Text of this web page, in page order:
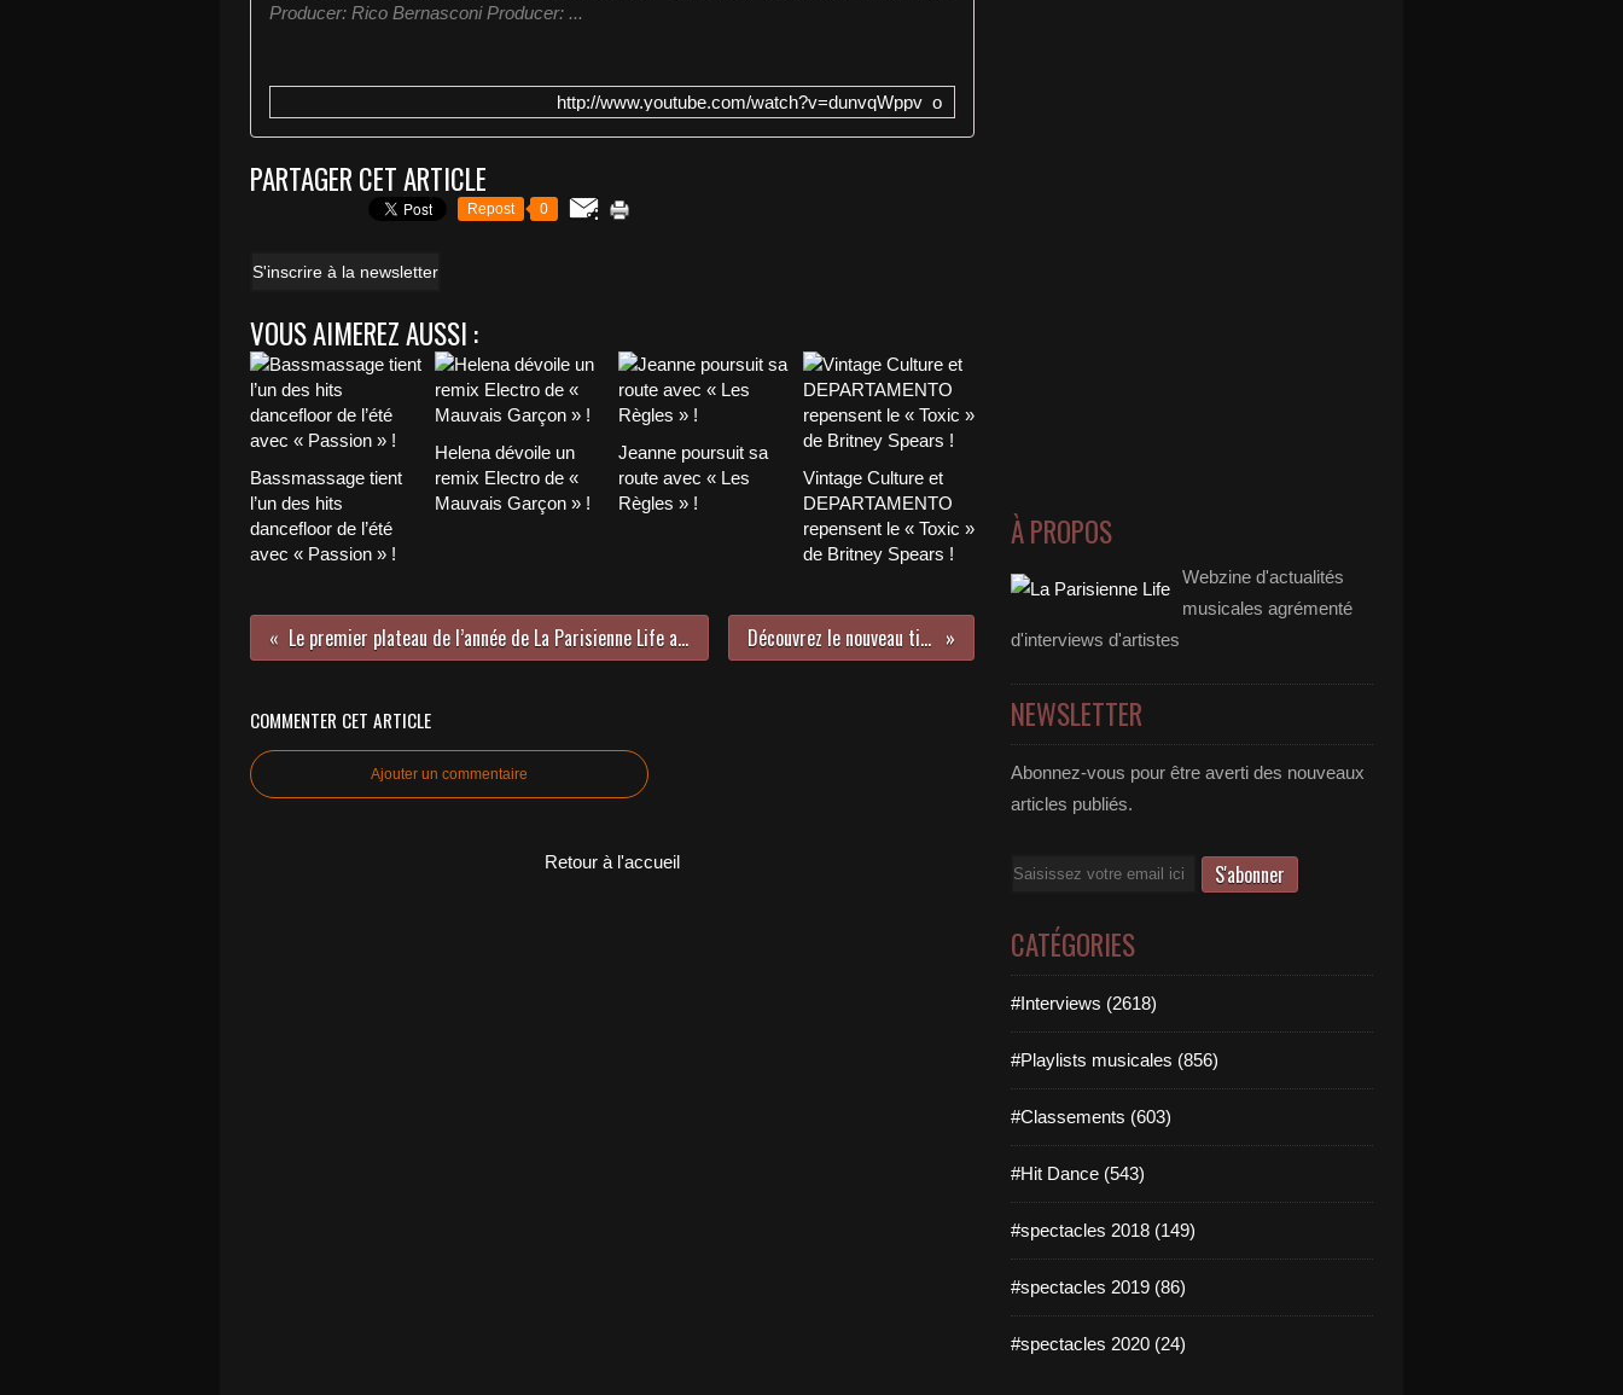
Producer: Rico Bernasconi Producer: ...
http://www.youtube.com/watch?v=dunvqWppv_o
PARTAGER CET ARTICLE
Repost 0
S'inscrire à la newsletter
VOUS AIMEREZ AUSSI :
Bassmassage tient
l’un des hits
dancefloor de l’été
avec « Passion » !
Helena dévoile un
remix Electro de «
Mauvais Garçon » !
Jeanne poursuit sa
route avec « Les
Règles » !
Vintage Culture et
DEPARTAMENTO
repensent le « Toxic »
de Britney Spears !
Le premier plateau de l’année de La Parisienne Life au Sonar’t était vraiment extra ! Découvrez le nouveau titre de Housefly !
COMMENTER CET ARTICLE
Ajouter un commentaire
Retour à l'accueil
À PROPOS
Webzine d'actualités
musicales agrémenté
d'interviews d'artistes
NEWSLETTER
Abonnez-vous pour être averti des nouveaux
articles publiés.
Email
CATÉGORIES
#Interviews (2618)
#Playlists musicales (856)
#Classements (603)
#Hit Dance (543)
#spectacles 2018 (149)
#spectacles 2019 (86)
#spectacles 2020 (24)